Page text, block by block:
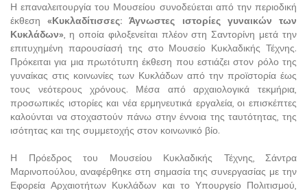
Η επαναλειτουργία του Μουσείου συνοδεύεται από την περιοδική
έκθεση«Κυκλαδίτισσες: Άγνωστες ιστορίες γυναικών των
Κυκλάδων», η οποία φιλοξενείται πλέον στη Σαντορίνη μετά την
επιτυχημένη παρουσίασή της στο Μουσείο Κυκλαδικής Τέχνης.
Πρόκειται για μια πρωτότυπη έκθεση που εστιάζει στον ρόλο της
γυναίκας στις κοινωνίες των Κυκλάδων από την προϊστορία έως
τους νεότερους χρόνους. Μέσα από αρχαιολογικά τεκμήρια,
προσωπικές ιστορίες και νέα ερμηνευτικά εργαλεία, οι επισκέπτες
καλούνται να στοχαστούν πάνω στην έννοια της ταυτότητας, της
ισότητας και της συμμετοχής στον κοινωνικό βίο.
Η Πρόεδρος του Μουσείου Κυκλαδικής Τέχνης, Σάντρα
Μαρινοπούλου, αναφέρθηκε στη σημασία της συνεργασίας με την
Εφορεία Αρχαιοτήτων Κυκλάδων και το Υπουργείο Πολιτισμού,